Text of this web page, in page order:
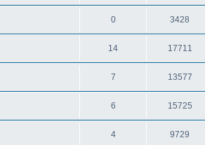
0 3428
14 17711
7 13577
6 15725
4 9729